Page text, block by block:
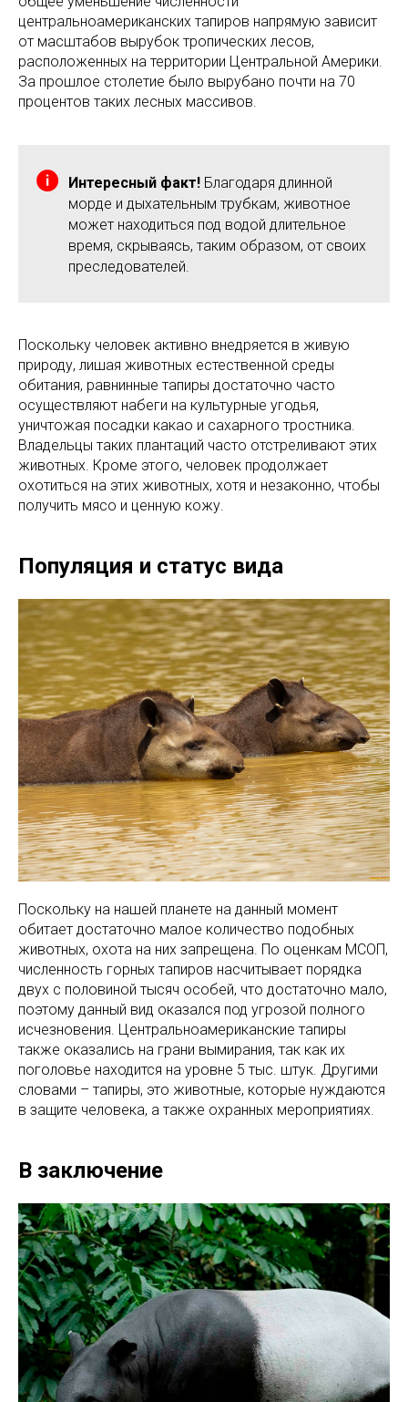
центральноамериканских тапиров напрямую зависит
от масштабов вырубок тропических лесов,
расположенных на территории Центральной Америки.
За прошлое столетие было вырубано почти на 70
процентов таких лесных массивов.
Интересный факт! Благодаря длинной
морде и дыхательным трубкам, животное
может находиться под водой длительное
время, скрываясь, таким образом, от своих
преследователей.
Поскольку человек активно внедряется в живую
природу, лишая животных естественной среды
обитания, равнинные тапиры достаточно часто
осуществляют набеги на культурные угодья,
уничтожая посадки какао и сахарного тростника.
Владельцы таких плантаций часто отстреливают этих
животных. Кроме этого, человек продолжает
охотиться на этих животных, хотя и незаконно, чтобы
получить мясо и ценную кожу.
Популяция и статус вида
Поскольку на нашей планете на данный момент
обитает достаточно малое количество подобных
животных, охота на них запрещена. По оценкам МСОП,
численность горных тапиров насчитывает порядка
двух с половиной тысяч особей, что достаточно мало,
поэтому данный вид оказался под угрозой полного
исчезновения. Центральноамериканские тапиры
также оказались на грани вымирания, так как их
поголовье находится на уровне 5 тыс. штук. Другими
словами – тапиры, это животные, которые нуждаются
в защите человека, а также охранных мероприятиях.
В заключение